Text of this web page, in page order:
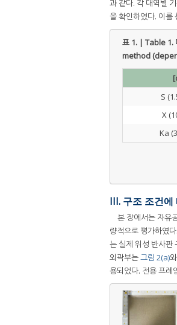
과 같다. 각 대역별
을 확인하였다. 이를
표 1. | Table 1.
method
S
X
Ka
III. 구조 조건에
본 장에서는 자유
량적으로 평가하였
는 실제 위성 반사판
외곽부는그림 2(a)
용되었다. 전용 프레